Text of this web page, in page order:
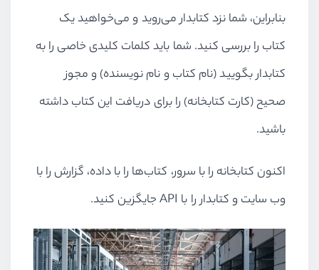
بنابراین، شما نزد کتابدار می‌روید و می‌خواهید یک
کتاب را بررسی کنید. شما باید کلمات کلیدی خاصی را به
کتابدار بگویید (نام کتاب و نام نویسنده) و مجوز
صحیح (کارت کتابخانه) را برای دریافت این کتاب داشته
باشید.
اکنون کتابخانه را با سرور، کتاب‌ها را با داده، گزارش را با
وب سایت و کتابدار را با APIجایگزین کنید.